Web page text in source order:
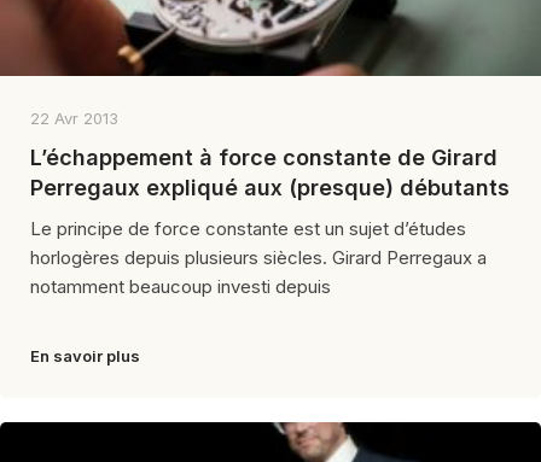
22 Avr 2013
L’échappement à force constante de Girard
Perregaux expliqué aux (presque) débutants
Le principe de force constante est un sujet d’études
horlogères depuis plusieurs siècles. Girard Perregaux a
notamment beaucoup investi depuis
En savoir plus